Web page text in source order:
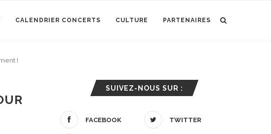
CALENDRIER CONCERTS CULTURE PARTENAIRES
!
SUIVEZ-NOUS SUR :
FACEBOOK TWITTER